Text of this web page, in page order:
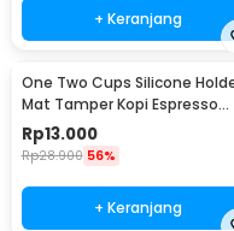
+ Keranjang
One Two Cups Silicone
Mat Tamper Kopi Espresso
Barista - 0310
Rp13.000
Rp28.900 56%
+ Keranjang